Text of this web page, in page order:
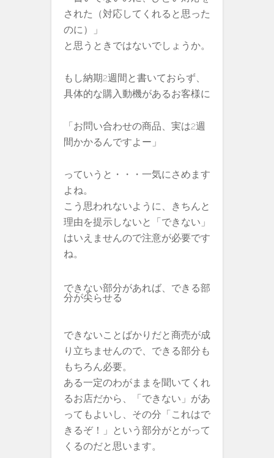
された（対応してくれると思った
のに）」
と思うときではないでしょうか。
もし納期2週間と書いておらず、
具体的な購入動機があるお客様に
「お問い合わせの商品、実は2週
間かかるんですよー」
っていうと・・・一気にさめます
よね。
こう思われないように、きちんと
理由を提示しないと「できない」
はいえませんので注意が必要です
ね。
できない部分があれば、できる部
分が尖らせる
できないことばかりだと商売が成
り立ちませんので、できる部分も
もちろん必要。
ある一定のわがままを聞いてくれ
るお店だから、「できない」があ
ってもよいし、その分「これはで
きるぞ！」という部分がとがって
くるのだと思います。